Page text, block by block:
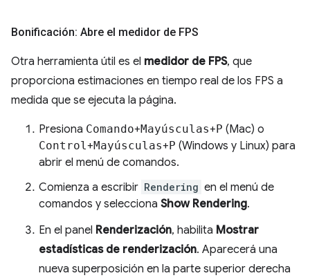
Bonificación: Abre el medidor de FPS
Otra herramienta útil es el medidor de FPS, que
proporciona estimaciones en tiempo real de los FPS a
medida que se ejecuta la página.
Presiona Comando+Mayúsculas+P (Mac) o
Control +Mayúsculas+P (Windows y Linux) para
abrir el menú de comandos.
Comienza a escribir Rendering en el menú de
comandos y selecciona Show Rendering.
En el panel Renderización, habilita Mostrar
estadísticas de renderización. Aparecerá una
nueva superposición en la parte superior derecha